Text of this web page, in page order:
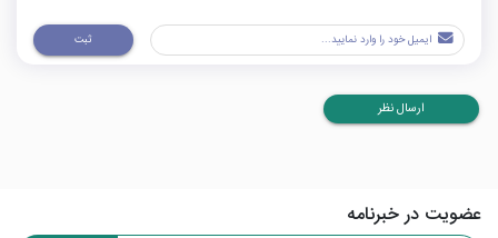
ثبت
ارسال نظر
عضویت در خبرنامه